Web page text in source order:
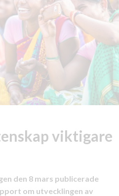
viktigare
den 8 mars publicerade
om utvecklingen av